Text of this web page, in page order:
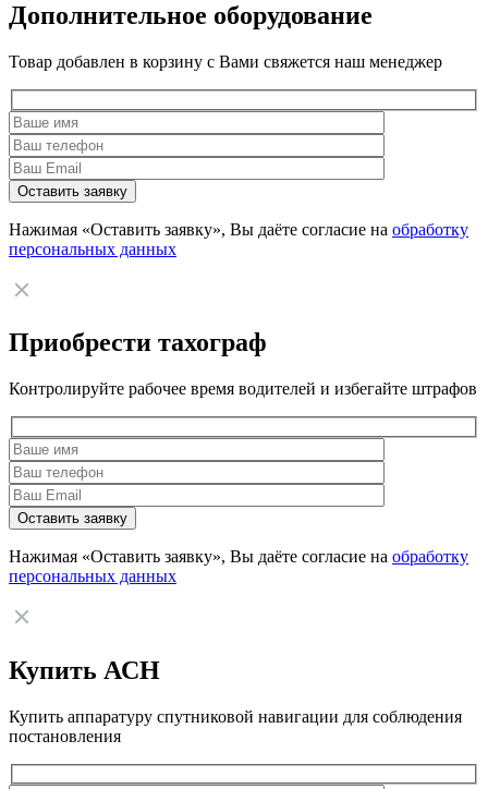
Дополнительное оборудование
Товар добавлен в корзину с Вами свяжется наш менеджер
Нажимая «Оставить заявку», Вы даёте согласие на обработку
персональных данных
Приобрести тахограф
Контролируйте рабочее время водителей и избегайте штрафов
Нажимая «Оставить заявку», Вы даёте согласие на обработку
персональных данных
Купить АСН
Купить аппаратуру спутниковой навигации для соблюдения
постановления